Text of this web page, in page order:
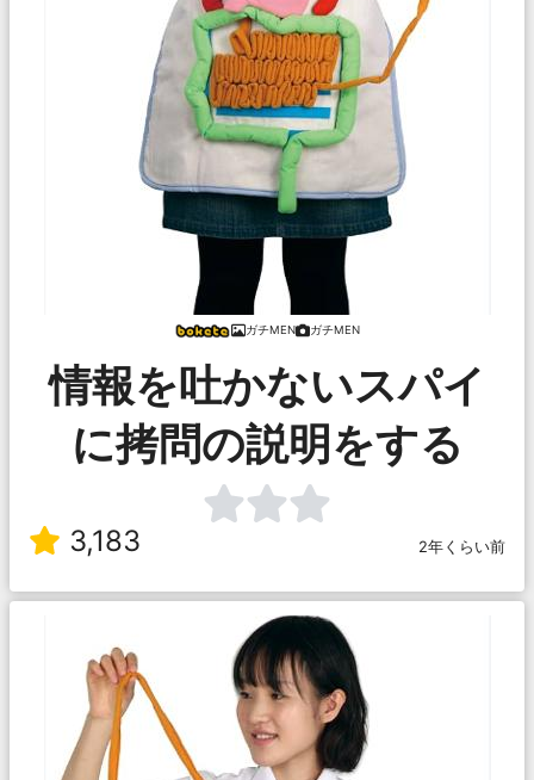
ガチMEN ガチMEN
情報を吐かないスパイ
に拷問の説明をする
3,183 2年くらい前